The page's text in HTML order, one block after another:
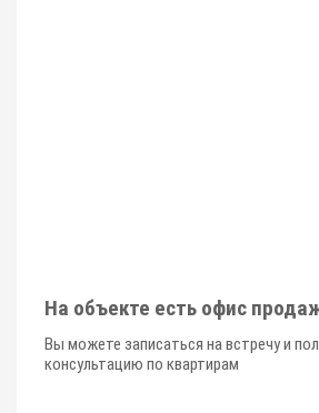
На объекте есть офис
Вы можете записаться на встречу и
консультацию по квартирам